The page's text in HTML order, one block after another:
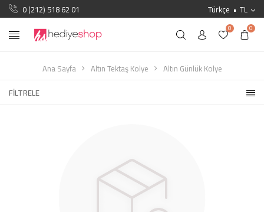
0 (212) 518 62 01 Türkçe TL
0 0
Ana Sayfa Altın Tektaş Kolye
Altın Günlük Kolye
FILTRELE